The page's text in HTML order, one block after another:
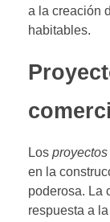
a la creación
habitables.
Los
en la
poderosa. La
respuesta a